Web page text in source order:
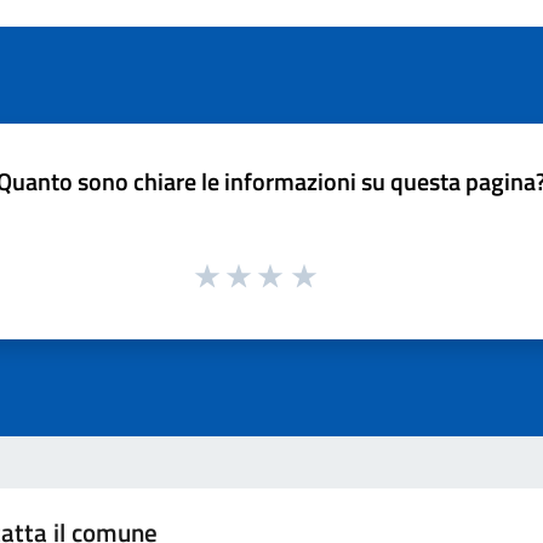
sono chiare le informazioni su questa
il comune